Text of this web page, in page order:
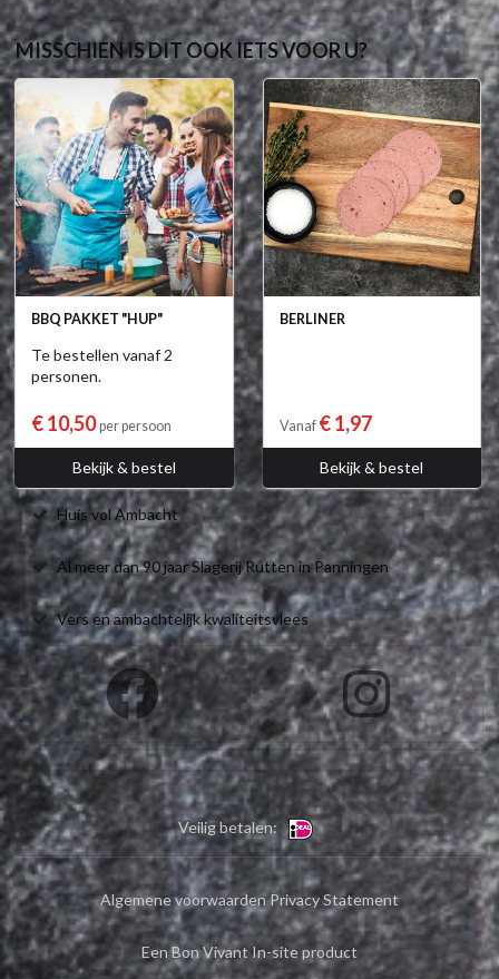
MISSCHIEN IS DIT OOK IETS VOOR U?
BBQ PAKKET "HUP"
Te bestellen vanaf 2
personen.
€ 10,50per persoon
Bekijk & bestel
BERLINER
Vanaf € 1,97
Bekijk & bestel
Huis vol Ambacht
Al meer dan 90 jaar Slagerij Rutten in Panningen
Vers en ambachtelijk kwaliteitsvlees
Veilig betalen:
Algemene voorwaardenPrivacy Statement
Een Bon Vivant In-site product